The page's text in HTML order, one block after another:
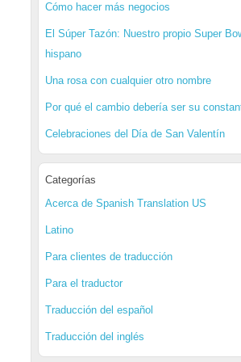
Cómo hacer más negocios
El Súper Tazón: Nuestro propio Super
hispano
Una rosa con cualquier otro nombre
Por qué el cambio debería ser su
Celebraciones del Día de San Valentín
Categorías
Acerca de Spanish Translation US
Latino
Para clientes de traducción
Para el traductor
Traducción del español
Traducción del inglés